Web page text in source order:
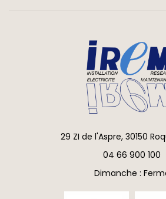
29 ZI de l'Aspre, 30150
04 66 900 100
Dimanche :